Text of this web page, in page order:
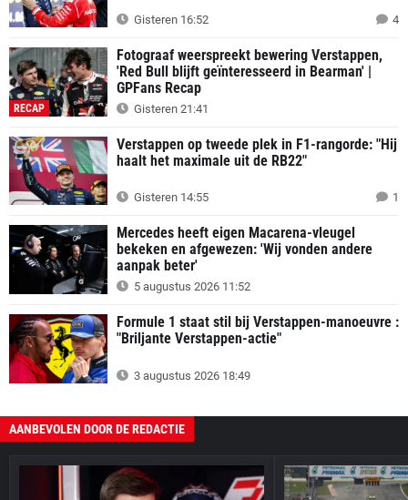
Gisteren 16:52 4
RECAP
Fotograaf weerspreekt bewering Verstappen,
'Red Bull blijft geïnteresseerd in Bearman' |
GPFans Recap
Gisteren 21:41
Verstappen op tweede plek in F1-rangorde: "Hij
haalt het maximale uit de RB22"
Gisteren 14:55 1
Mercedes heeft eigen Macarena-vleugel
bekeken en afgewezen: 'Wij vonden andere
aanpak beter'
5 augustus 2026 11:52
Formule 1 staat stil bij Verstappen-manoeuvre :
"Briljante Verstappen-actie"
3 augustus 2026 18:49
AANBEVOLEN DOOR DE REDACTIE